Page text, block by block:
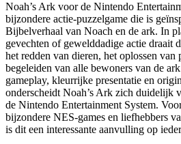
Noah’s Ark voor de Nintendo
bijzondere actie-puzzelgame die is
Bijbelverhaal van Noach en de ark. In
gevechten of gewelddadige actie draait
het redden van dieren, het oplossen van
begeleiden van alle bewoners van de
gameplay, kleurrijke presentatie en
onderscheidt Noah’s Ark zich duidelijk
de Nintendo Entertainment System.
bijzondere NES-games en liefhebbers
is dit een interessante aanvulling op